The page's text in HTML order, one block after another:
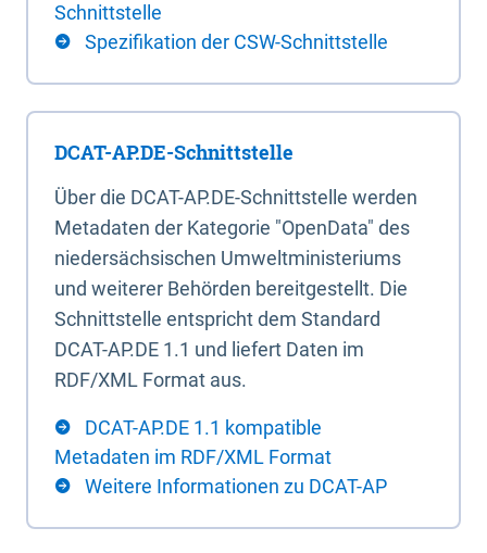
Schnittstelle
Spezifikation der CSW-Schnittstelle
DCAT-AP.DE-Schnittstelle
Über die DCAT-AP.DE-Schnittstelle werden
Metadaten der Kategorie "OpenData" des
niedersächsischen Umweltministeriums
und weiterer Behörden bereitgestellt. Die
Schnittstelle entspricht dem Standard
DCAT-AP.DE 1.1 und liefert Daten im
RDF/XML Format aus.
DCAT-AP.DE 1.1 kompatible
Metadaten im RDF/XML Format
Weitere Informationen zu DCAT-AP